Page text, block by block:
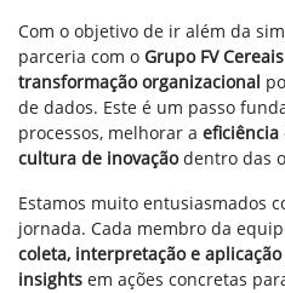
Com o objetivo de ir além da
parceria com o Grupo FV Cereais
transformação organizacional
de dados. Este é um passo
processos, melhorar a eficiência
cultura de inovaçãodentro das
Estamos muito entusiasmados
jornada. Cada membro da
coleta, interpretação e
insights em ações concretas